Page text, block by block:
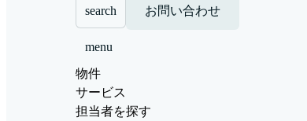
search お問い合わせ
menu
物件
サービス
担当者を探す